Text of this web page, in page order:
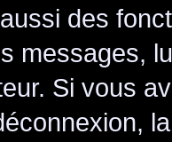
des
messages,
Si vous